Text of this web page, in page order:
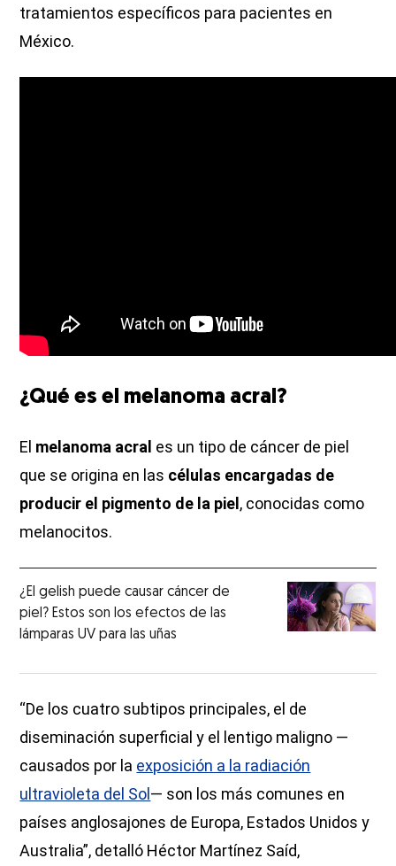
tratamientos específicos para pacientes en
México.
¿Qué es el melanoma acral?
El melanoma acral es un tipo de cáncer de piel
que se origina en las células encargadas de
producir el pigmento de la piel, conocidas como
melanocitos.
¿El gelish puede causar cáncer de
piel? Estos son los efectos de las
lámparas UV para las uñas
“De los cuatro subtipos principales, el de
diseminación superficial y el lentigo maligno —
causados por la exposición a la radiación
ultravioleta del Sol— son los más comunes en
países anglosajones de Europa, Estados Unidos y
Australia”, detalló Héctor Martínez Saíd,